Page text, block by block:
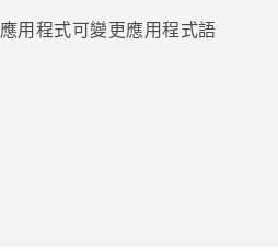
用程式可變更應用程式語